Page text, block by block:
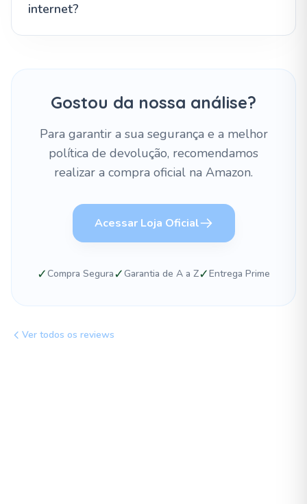
internet?
Gostou da nossa análise?
Para garantir a sua segurança e a melhor
política de devolução, recomendamos
realizar a compra oficial na Amazon.
Acessar Loja Oficial
✓Compra Segura✓Garantia de A a Z✓Entrega Prime
Ver todos os reviews